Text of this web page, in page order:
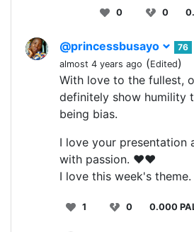
0 0
@princessbusayo
76
almost 4 years ago (Edited)
With love to the fullest,
definitely show humility
being bias.
I love your presentation
with passion. ♥️♥️
I love this week's theme.
1 0 0.000